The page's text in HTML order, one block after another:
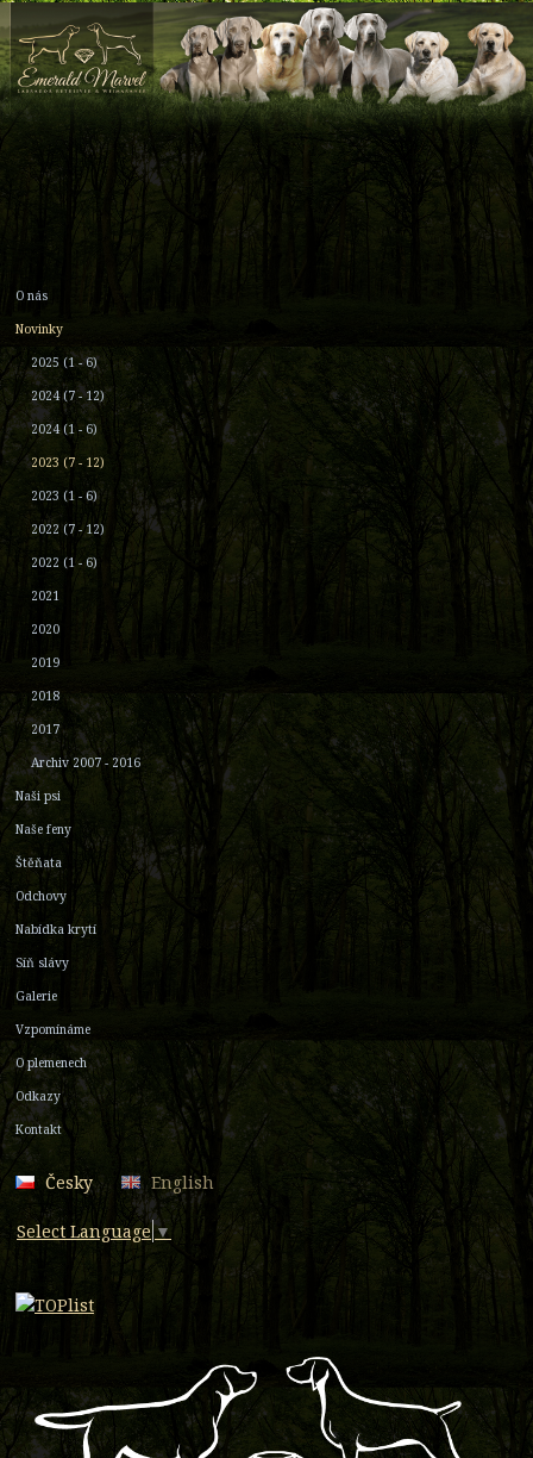
O nás
Novinky
2025 (1 - 6)
2024 (7 - 12)
2024 (1 - 6)
2023 (7 - 12)
2023 (1 - 6)
2022 (7 - 12)
2022 (1 - 6)
2021
2020
2019
2018
2017
Archiv 2007 - 2016
Naši psi
Naše feny
Štěňata
Odchovy
Nabídka krytí
Síň slávy
Galerie
Vzpomínáme
O plemenech
Odkazy
Kontakt
Česky English
Select Language ▼